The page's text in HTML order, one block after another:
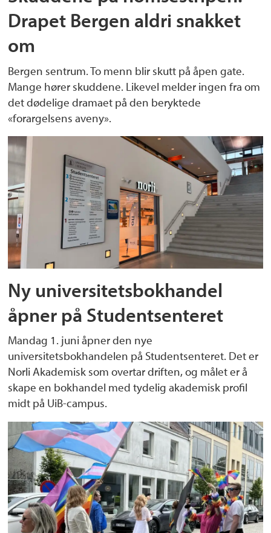
Drapet Bergen aldri snakket
om
Bergen sentrum. To menn blir skutt på åpen gate.
Mange hører skuddene. Likevel melder ingen fra om
det dødelige dramaet på den beryktede
«forargelsens aveny».
Ny universitetsbokhandel
åpner på Studentsenteret
Mandag 1. juni åpner den nye
universitetsbokhandelen på Studentsenteret. Det er
Norli Akademisk som overtar driften, og målet er å
skape en bokhandel med tydelig akademisk profil
midt på UiB-campus.